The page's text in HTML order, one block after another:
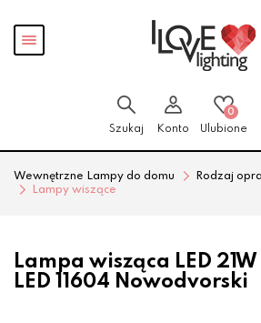
Pokaż
menu
Szukaj Konto
0
Ulubione
Wewnętrzne Lampy do domu
Rodzaj
Lampy wiszące
Lampa wisząca LED 21W
LED 11604 Nowodvorski